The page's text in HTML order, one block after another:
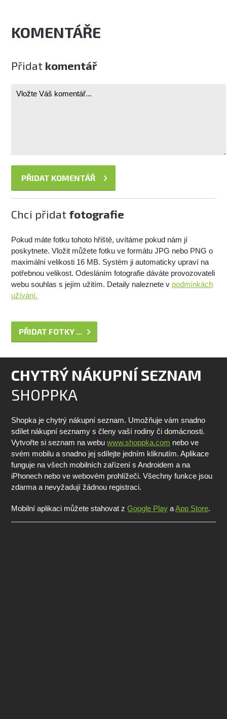
KOMENTÁŘE
Přidat komentář
Chci přidat fotografie
Pokud máte fotku tohoto hřiště, uvítáme pokud nám jí
poskytnete. Vložit můžete fotku ve formátu JPG nebo PNG o
maximální velikosti 16 MB. Systém ji automaticky upraví na
potřebnou velikost. Odesláním fotografie dáváte provozovateli
webu souhlas s jejím užitím. Detaily naleznete v podmínkách
užívání.
PŘIDAT FOTKY ...
CHYTRÝ NÁKUPNÍ SEZNAM
SHOPPKA
Shopka je chytrý nákupní seznam. Umožňuje vám snadno
sdílet nákupní seznamy s členy vaší rodiny či domácnosti.
Vytvořte si seznam na webuwww.shoppka.com nebo ve
svém mobilu a snadno jej sdílejte jedním kliknutím. Aplikace
funguje na všech mobilních zařízení s Androidem a na
iPhonech nebo ve webovém prohlížeči. Všechny funkce jsou
zdarma a nevyžadují žádnou registraci.
Mobilní aplikaci můžete stahovat zGoogle Play aApp Store.